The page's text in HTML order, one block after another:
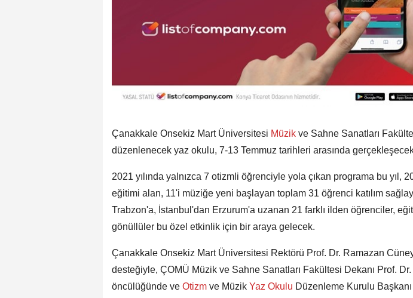
Çanakkale Onsekiz Mart Üniversitesi Müzik ve Sahne Sanatları
düzenlenecek yaz okulu, 7-13 Temmuz tarihleri arasında
2021 yılında yalnızca 7 otizmli öğrenciyle yola çıkan programa bu yıl,
eğitimi alan, 11'i müziğe yeni başlayan toplam 31 öğrenci katılım
Trabzon'a, İstanbul'dan Erzurum'a uzanan 21 farklı ilden öğrenciler,
gönüllüler bu özel etkinlik için bir araya gelecek.
Çanakkale Onsekiz Mart Üniversitesi Rektörü Prof. Dr. Ramazan
desteğiyle, ÇOMÜ Müzik ve Sahne Sanatları Fakültesi Dekanı Prof.
öncülüğünde ve Otizm ve Müzik Yaz Okulu Düzenleme Kurulu